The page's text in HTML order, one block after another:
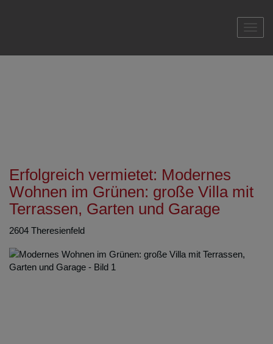
Erfolgreich vermietet: Modernes
Wohnen im Grünen: große Villa mit
Terrassen, Garten und Garage
2604 Theresienfeld